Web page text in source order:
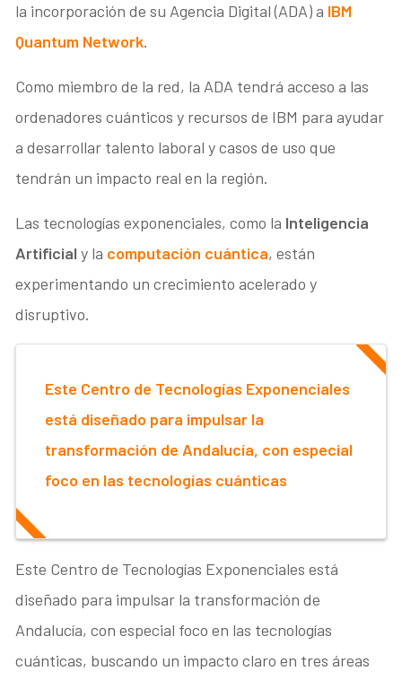
la incorporación de su Agencia Digital (ADA) a IBM
Quantum Network.
Como miembro de la red, la ADA tendrá acceso a las
ordenadores cuánticos y recursos de IBM para ayudar
a desarrollar talento laboral y casos de uso que
tendrán un impacto real en la región.
Las tecnologías exponenciales, como la Inteligencia
Artificial y la computación cuántica, están
experimentando un crecimiento acelerado y
disruptivo.
Este Centro de Tecnologías Exponenciales
está diseñado para impulsar la
transformación de Andalucía, con especial
foco en las tecnologías cuánticas
Este Centro de Tecnologías Exponenciales está
diseñado para impulsar la transformación de
Andalucía, con especial foco en las tecnologías
cuánticas, buscando un impacto claro en tres áreas